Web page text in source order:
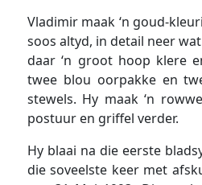
Vladimir maak ‘n goud-
soos altyd, in detail neer
daar ‘n groot hoop klere
twee blou oorpakke en
stewels. Hy maak ‘n
postuur en griffel verder.
Hy blaai na die eerste
die soveelste keer met